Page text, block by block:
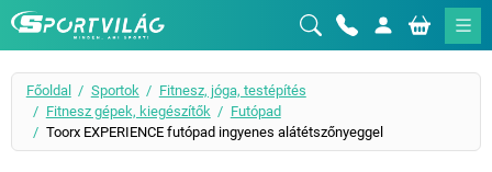
Sportvilág
Főoldal Sportok
Fitnesz, jóga, testépítés
Fitnesz gépek, kiegészítők
Futópad
Toorx EXPERIENCE futópad ingyenes alátétszőnyeggel